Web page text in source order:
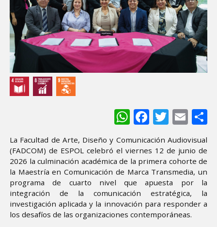
WhatsApp
Facebook
Twitter
La Facultad de Arte, Diseño y Comunicación Audiovisual
(FADCOM) de ESPOL celebró el viernes 12 de junio de
2026 la culminación académica de la primera cohorte de
la Maestría en Comunicación de Marca Transmedia, un
programa de cuarto nivel que apuesta por la
integración de la comunicación estratégica, la
investigación aplicada y la innovación para responder a
los desafíos de las organizaciones contemporáneas.